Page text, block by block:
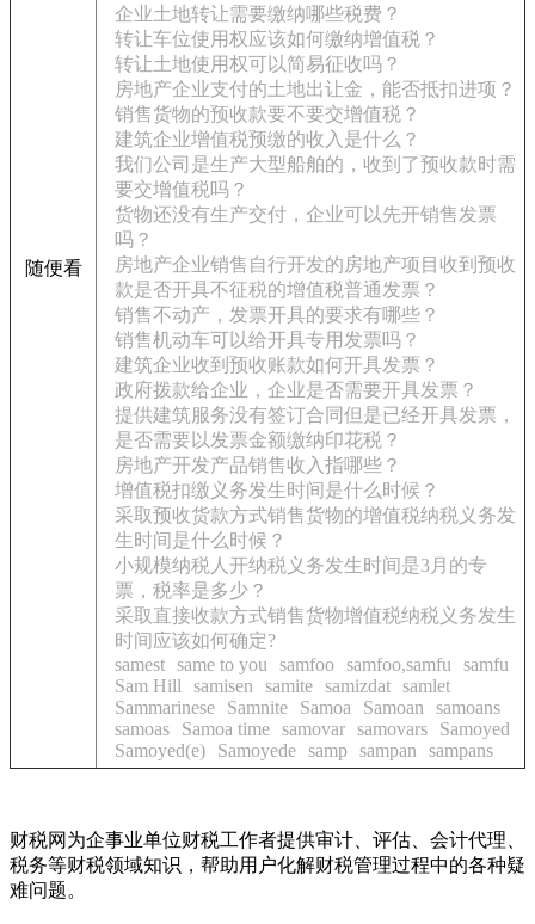
随便看
企业土地转让需要缴纳哪些税费？
转让车位使用权应该如何缴纳增值税？
转让土地使用权可以简易征收吗？
房地产企业支付的土地出让金，能否抵扣进项？
销售货物的预收款要不要交增值税？
建筑企业增值税预缴的收入是什么？
我们公司是生产大型船舶的，收到了预收款时需
要交增值税吗？
货物还没有生产交付，企业可以先开销售发票
吗？
房地产企业销售自行开发的房地产项目收到预收
款是否开具不征税的增值税普通发票？
销售不动产，发票开具的要求有哪些？
销售机动车可以给开具专用发票吗？
建筑企业收到预收账款如何开具发票？
政府拨款给企业，企业是否需要开具发票？
提供建筑服务没有签订合同但是已经开具发票，
是否需要以发票金额缴纳印花税？
房地产开发产品销售收入指哪些？
增值税扣缴义务发生时间是什么时候？
采取预收货款方式销售货物的增值税纳税义务发
生时间是什么时候？
小规模纳税人开纳税义务发生时间是3月的专
票，税率是多少？
采取直接收款方式销售货物增值税纳税义务发生
时间应该如何确定?
samest same to you samfoo samfoo,samfu
samfu
Sam Hill
samisen samite samizdat samlet
Sammarinese
Samnite Samoa Samoan
samoans
samoas
Samoa time samovar samovars
Samoyed
Samoyed(e)
Samoyede samp sampan sampans
财税网为企事业单位财税工作者提供审计、评估、会计代理、
税务等财税领域知识，帮助用户化解财税管理过程中的各种疑
难问题。